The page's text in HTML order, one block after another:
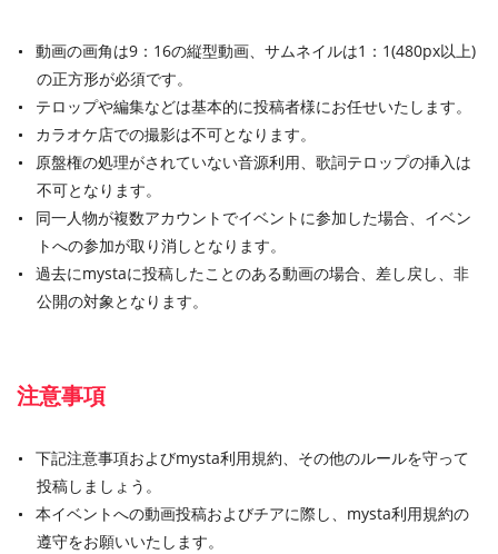
動画の画角は9：16の縦型動画、サムネイルは1：1(480px以上)
の正方形が必須です。
テロップや編集などは基本的に投稿者様にお任せいたします。
カラオケ店での撮影は不可となります。
原盤権の処理がされていない音源利用、歌詞テロップの挿入は
不可となります。
同一人物が複数アカウントでイベントに参加した場合、イベン
トへの参加が取り消しとなります。
過去にmystaに投稿したことのある動画の場合、差し戻し、非
公開の対象となります。
注意事項
下記注意事項およびmysta利用規約、その他のルールを守って
投稿しましょう。
本イベントへの動画投稿およびチアに際し、mysta利用規約の
遵守をお願いいたします。